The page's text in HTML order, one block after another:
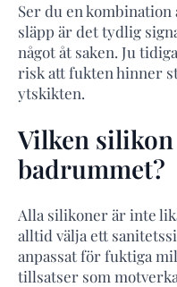
Ser du en
släpp är det tydlig
något åt saken. Ju
risk att fukten hinner
ytskikten.
Vilken
badrummet?
Alla silikoner är inte
alltid välja ett
anpassat för fuktiga
tillsatser som